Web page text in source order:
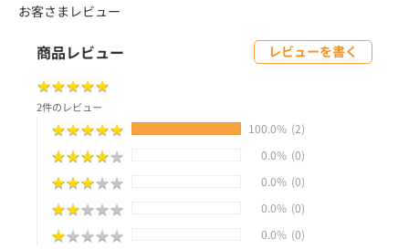
お客さまレビュー
商品レビュー レビューを書く
★★★★★
★★★★★
2件のレビュー
★★★★★
★★★★★ 100.0% (2)
★★★★★
★★★★★ 0.0% (0)
★★★★★
★★★★★ 0.0% (0)
★★★★★
★★★★★ 0.0% (0)
★★★★★
★★★★★ 0.0% (0)